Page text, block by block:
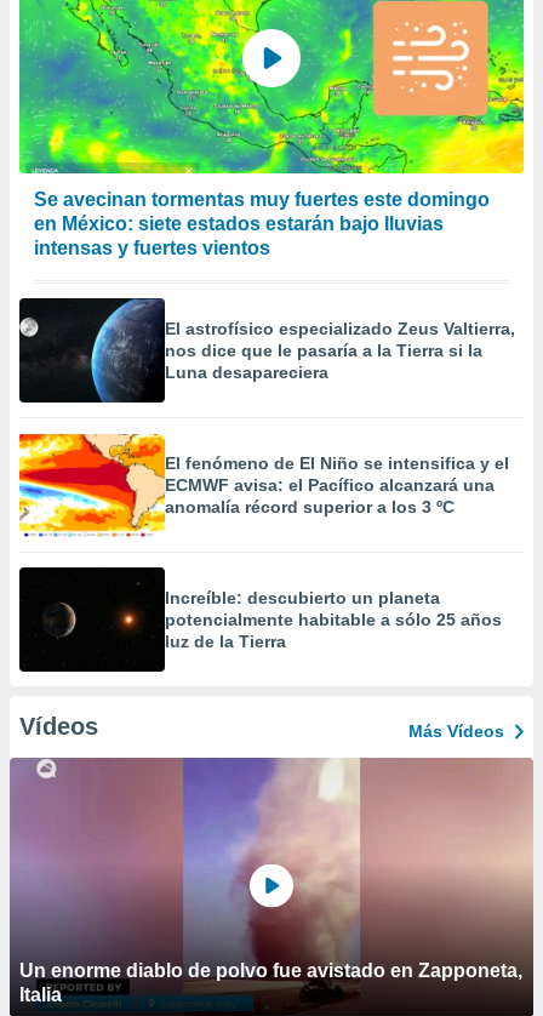
Se avecinan tormentas muy fuertes este domingo
en México: siete estados estarán bajo lluvias
intensas y fuertes vientos
El astrofísico especializado Zeus Valtierra,
nos dice que le pasaría a la Tierra si la
Luna desapareciera
El fenómeno de El Niño se intensifica y el
ECMWF avisa: el Pacífico alcanzará una
anomalía récord superior a los 3 ºC
Increíble: descubierto un planeta
potencialmente habitable a sólo 25 años
luz de la Tierra
Vídeos Más Vídeos
Un enorme diablo de polvo fue avistado en Zapponeta,
Italia